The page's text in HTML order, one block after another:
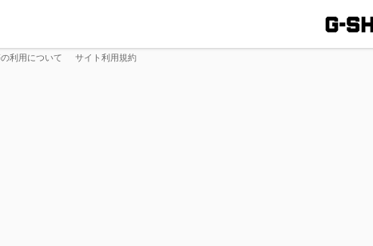
利用について サイト利用規約